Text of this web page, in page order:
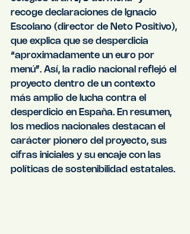
recoge declaraciones de Ignacio
Escolano (director de Neto Positivo),
que explica que se desperdicia
“aproximadamente un euro por
menú”. Así, la radio nacional reflejó el
proyecto dentro de un contexto
más amplio de lucha contra el
desperdicio en España. En resumen,
los medios nacionales destacan el
carácter pionero del proyecto, sus
cifras iniciales y su encaje con las
políticas de sostenibilidad estatales.